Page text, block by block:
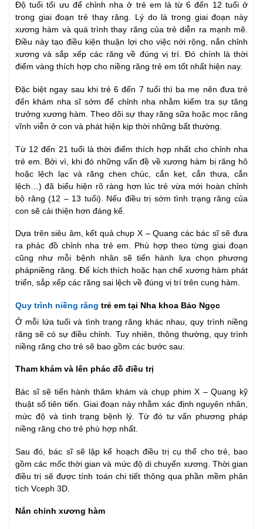
Độ tuổi tối ưu để chỉnh nha ở trẻ em là từ 6 đến 12 tuổi ở
trong giai đoạn trẻ thay răng. Lý do là trong giai đoạn này
xương hàm và quá trình thay răng của trẻ diễn ra mạnh mẽ.
Điều này tạo điều kiện thuận lợi cho việc nới rộng, nắn chỉnh
xương và sắp xếp các răng về đúng vị trí. Đó chính là thời
điểm vàng thích hợp cho niềng răng trẻ em tốt nhất hiện nay.
Đặc biệt ngay sau khi trẻ 6 đến 7 tuổi thì ba mẹ nên đưa trẻ
đến khám nha sĩ sớm để chỉnh nha nhằm kiểm tra sự tăng
trưởng xương hàm. Theo dõi sự thay răng sữa hoặc mọc răng
vĩnh viễn ở con và phát hiện kịp thời những bất thường.
Từ 12 đến 21 tuổi là thời điểm thích hợp nhất cho chỉnh nha
trẻ em. Bởi vì, khi đó những vấn đề về xương hàm bị răng hô
hoặc lệch lạc và răng chen chúc, cắn kẹt, cắn thưa, cắn
lệch…) đã biểu hiện rõ ràng hơn lúc trẻ vừa mới hoàn chỉnh
bộ răng (12 – 13 tuổi). Nếu điều trị sớm tình trạng răng của
con sẽ cải thiện hơn đáng kể.
Dựa trên siêu âm, kết quả chụp X – Quang các bác sĩ sẽ đưa
ra phác đồ chỉnh nha trẻ em. Phù hợp theo từng giai đoạn
cũng như mỗi bệnh nhân sẽ tiến hành lựa chọn phương
phápniềng răng. Để kích thích hoặc hạn chế xương hàm phát
triển, sắp xếp các răng sai lệch về đúng vị trí trên cung hàm.
Quy trình niềng răng trẻ em tại Nha khoa Bảo Ngọc
Ở mỗi lứa tuổi và tình trạng răng khác nhau, quy trình niềng
răng sẽ có sự điều chỉnh. Tuy nhiên, thông thường, quy trình
niềng răng cho trẻ sẽ bao gồm các bước sau:
Tham khám và lên phác đồ điều trị
Bác sĩ sẽ tiến hành thăm khám và chụp phim X – Quang kỹ
thuật số tiên tiến. Giai đoạn này nhằm xác định nguyên nhân,
mức độ và tình trạng bệnh lý. Từ đó tư vấn phương pháp
niềng răng cho trẻ phù hợp nhất.
Sau đó, bác sĩ sẽ lập kế hoạch điều trị cụ thể cho trẻ, bao
gồm các mốc thời gian và mức độ di chuyển xương. Thời gian
điều trị sẽ được tính toán chi tiết thông qua phần mềm phân
tích Vceph 3D.
Nắn chỉnh xương hàm